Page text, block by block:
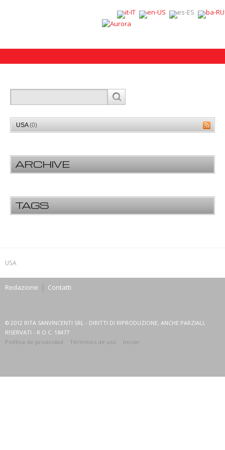
USA(0)
ARCHIVE
TAGS
USA
Redazione | Contatti
© 2012 RITA SANVINCENTI SRL - DIRITTI DI RIPRODUZIONE, ANCHE PARZIALI,
RISERVATI - R.O.C. 18477
Política de privacidad
Términos de uso Iniciar